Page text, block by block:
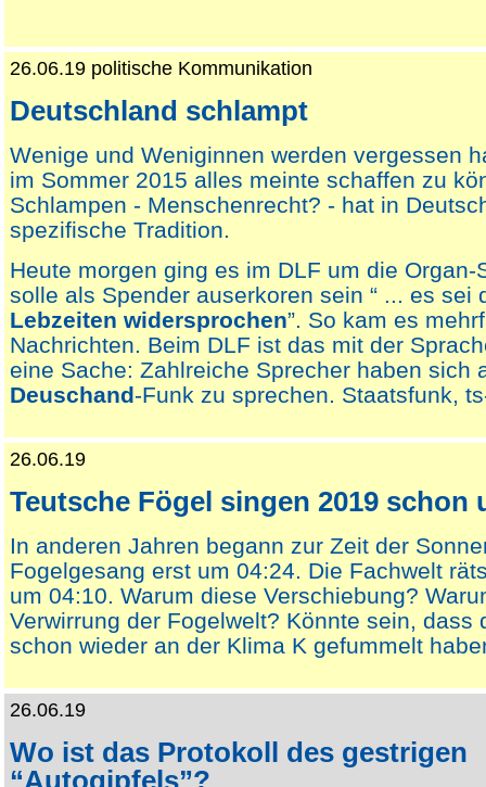
26.06.19 politische Kommunikation
Deutschland schlampt
Wenige und Weniginnen werden vergessen
im Sommer 2015 alles meinte schaffen zu
Schlampen - Menschenrecht? - hat in
spezifische Tradition.
Heute morgen ging es im DLF um die Organ-
solle als Spender auserkoren sein “ ... es sei
Lebzeiten widersprochen”. So kam es
Nachrichten. Beim DLF ist das mit der
eine Sache: Zahlreiche Sprecher haben sich
Deuschand-Funk zu sprechen. Staatsfunk,
26.06.19
Teutsche Fögel singen 2019 schon
In anderen Jahren begann zur Zeit der
Fogelgesang erst um 04:24. Die Fachwelt
um 04:10. Warum diese Verschiebung?
Verwirrung der Fogelwelt? Könnte sein, dass
schon wieder an der Klima K gefummelt
26.06.19
Wo ist das Protokoll des gestrigen
“Autogipfels”?